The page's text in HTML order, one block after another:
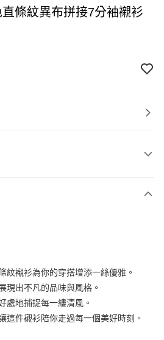
直條紋異布拼接7分袖襯衫
紋襯衫為你的穿搭增添一絲優雅。
現出不凡的品味與風格。
處地捕捉每一縷清風。
這件襯衫陪你走過每一個美好時刻。